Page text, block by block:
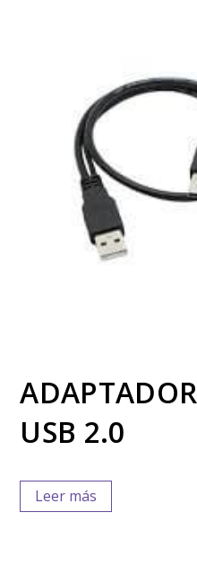
USB 2.0
Leer más